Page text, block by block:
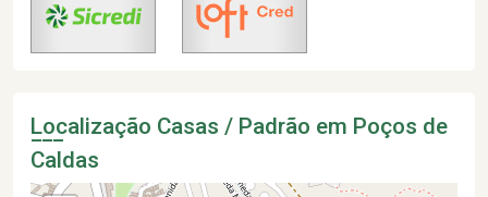
Localização Casas / Padrão em Poços de
Caldas